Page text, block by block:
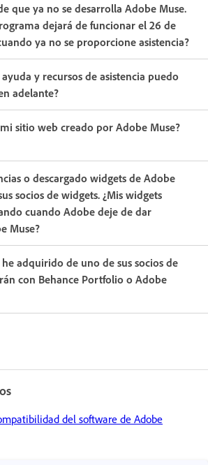
que ya no se desarrolla Adobe Muse.
dejará de funcionar el 26 de
ya no se proporcione asistencia?
y recursos de asistencia puedo
adelante?
sitio web creado por Adobe Muse?
o descargado widgets de Adobe
socios de widgets. ¿Mis widgets
cuando Adobe deje de dar
Muse?
he adquirido de uno de sus socios de
con Behance Portfolio o Adobe
del software de Adobe